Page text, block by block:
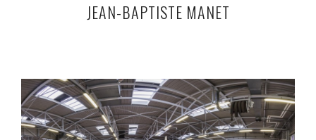
JEAN-BAPTISTE MANET